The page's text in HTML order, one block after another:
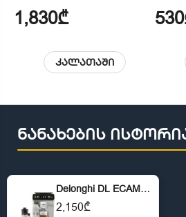
1,830₾
კალათაში
ნანახების
Delonghi DL ECAM450.55.S
2,150₾